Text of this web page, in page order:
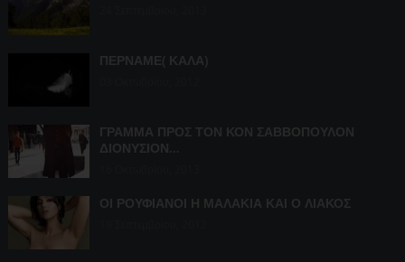
ΠΕΡΝΑΜΕ( ΚΑΛΑ)
ΓΡΑΜΜΑ ΠΡΟΣ ΤΟΝ ΚΟΝ ΣΑΒΒΟΠΟΥΛΟΝ
ΔΙΟΝΥΣΙΟΝ…
ΟΙ ΡΟΥΦΙΑΝΟΙ Η ΜΑΛΑΚΙΑ ΚΑΙ Ο ΛΙΑΚΟΣ